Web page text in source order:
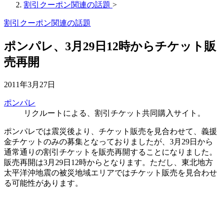
割引クーポン関連の話題 >
割引クーポン関連の話題
ポンパレ、3月29日12時からチケット販
売再開
2011年3月27日
ポンパレ
リクルートによる、割引チケット共同購入サイト。
ポンパレでは震災後より、チケット販売を見合わせて、義援
金チケットのみの募集となっておりましたが、3月29日から
通常通りの割引チケットを販売再開することになりました。
販売再開は3月29日12時からとなります。ただし、東北地方
太平洋沖地震の被災地域エリアではチケット販売を見合わせ
る可能性があります。